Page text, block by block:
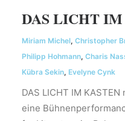
DAS LICHT
Miriam Michel, Christopher
Philipp Hohmann, Charis
Kübra Sekin, Evelyne Cynk
DAS LICHT IM
eine